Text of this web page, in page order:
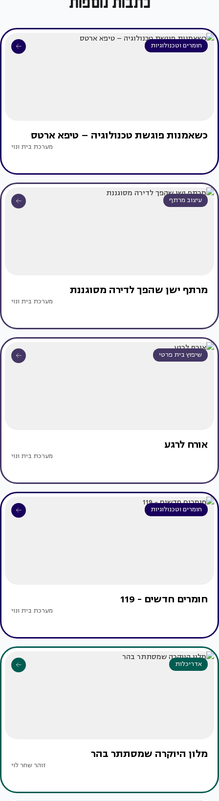
חומרים וטכנולוגיות
כשאמנות פוגשת טכנולוגיה – טיפא ארטס
מערכת בית ונוי
עיצוב מרתף
מרתף ישן שהפך לדירה מסוגננת
מערכת בית ונוי
שיפוץ בית פרטי
אורח לרגע
מערכת בית ונוי
חומרים וטכנולוגיות
חומרים חדשים - 119
מערכת בית ונוי
אדריכלות
מלון היוקרה שמסתתר בהר
זוהר שחר לוי